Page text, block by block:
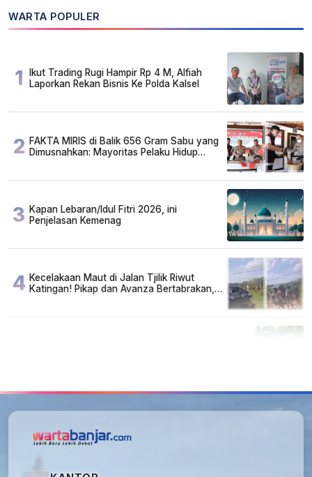
WARTA POPULER
1
Ikut Trading Rugi Hampir Rp 4 M, Alfiah
Laporkan Rekan Bisnis Ke Polda Kalsel
2 FAKTA MIRIS di Balik 656 Gram Sabu yang
Dimusnahkan: Mayoritas Pelaku Hidup
3 Kapan Lebaran/Idul Fitri 2026, ini
Penjelasan Kemenag
4 Kecelakaan Maut di Jalan Tjilik Riwut
Katingan! Pikap dan Avanza Bertabrakan,